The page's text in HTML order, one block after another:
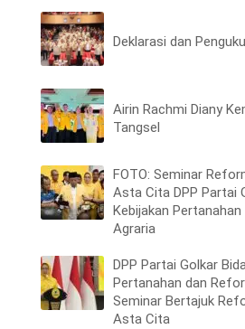
Deklarasi dan
Airin Rachmi Diany
Tangsel
FOTO: Seminar
Asta Cita DPP Partai
Kebijakan
Agraria
DPP Partai Golkar
Pertanahan dan
Seminar Bertajuk
Asta Cita